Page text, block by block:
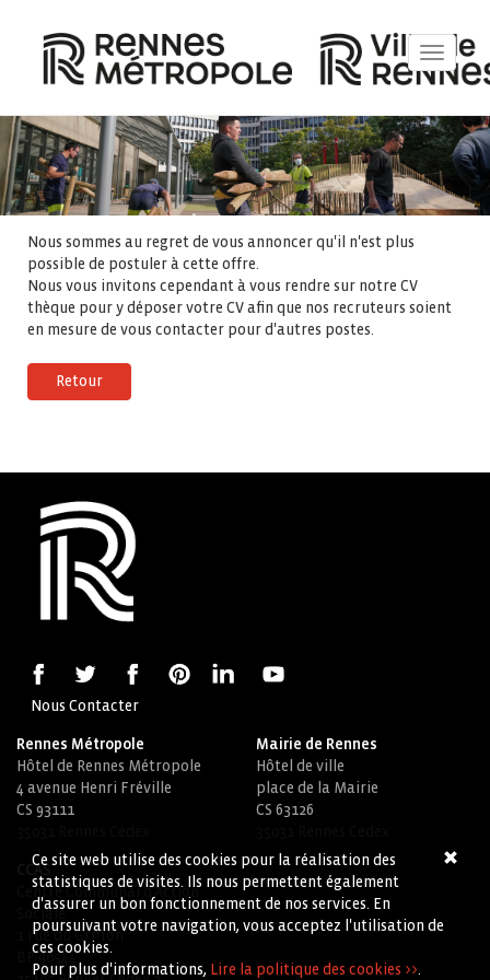
Ce site web utilise des cookies pour la réalisation des
statistiques de visites. Ils nous permettent également
d'assurer un bon fonctionnement de nos services. En
poursuivant votre navigation, vous acceptez l'utilisation de
ces cookies.
Pour plus d'informations, Lire la politique des cookies >>.
Toggle
Nous sommes au regret de vous annoncer qu'il n'est plus
possible de postuler à cette offre.
Nous vous invitons cependant à vous rendre sur notre CV
thèque pour y déposer votre CV afin que nos recruteurs soient
en mesure de vous contacter pour d'autres postes.
Retour
Nous Contacter
Rennes Métropole
Hôtel de Rennes Métropole
4 avenue Henri Fréville
CS 93111
Mairie de Rennes
Hôtel de ville
place de la Mairie
CS 63126
CCAS
Centre Communal d'Action
Sociale
1 rue du Griffon
BP 90544